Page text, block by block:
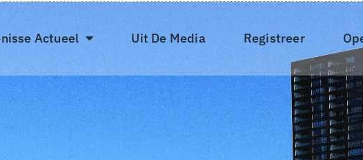
Actueel Uit De Media Registreer